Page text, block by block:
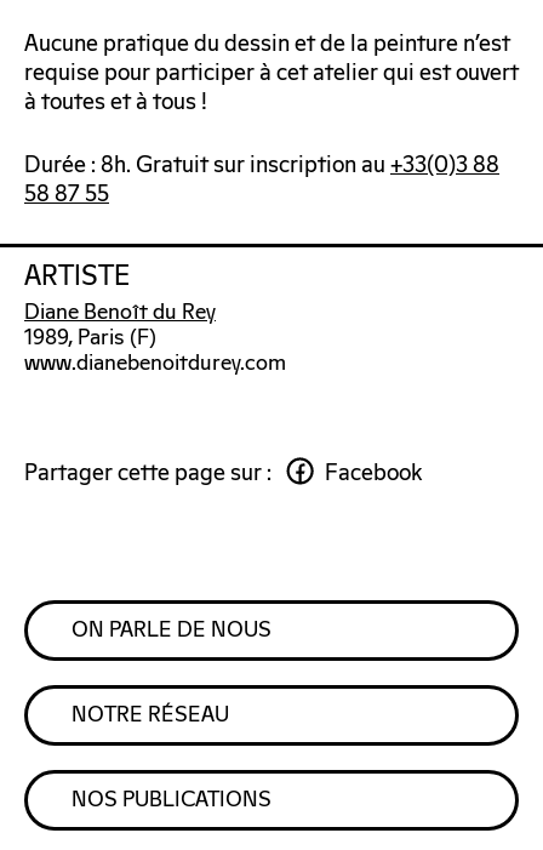
Aucune pratique du dessin et de la peinture n’est
requise pour participer à cet atelier qui est ouvert
à toutes et à tous !
Durée : 8h. Gratuit sur inscription au+33(0)3 88
58 87 55
ARTISTE
Diane Benoît du Rey
1989, Paris (F)
www.dianebenoitdurey.com
Partager cette page sur : Facebook
ON PARLE DE NOUS
NOTRE RÉSEAU
NOS PUBLICATIONS